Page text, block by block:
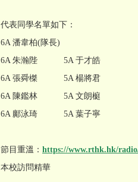
代表同學名單如下：
6A 潘韋柏(隊長)
6A 朱瀚陛 5A 于才皓
6A 張舜榤 5A 楊將君
6A 陳鑑林 5A 文朗榳
6A 鄺泳琦 5A 葉子寧
節目重溫： https://www.rthk.hk/
本校訪問精華